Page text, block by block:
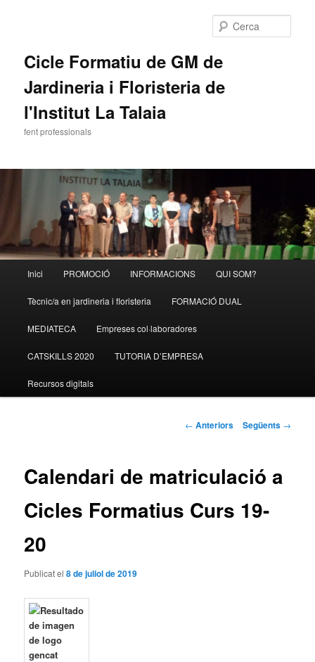
Cicle Formatiu de GM de
Jardineria i Floristeria de
l'Institut La Talaia
fent professionals
principal
Aneu
al
contingut
Inici PROMOCIÓ INFORMACIONS QUI SOM?
Tècnic/a en jardineria i floristeria FORMACIÓ DUAL
MEDIATECA Empreses col·laboradores
CATSKILLS 2020 TUTORIA D’EMPRESA
Recursos digitals
Navegació
← Anteriors Següents →
Calendari de matriculació a
Cicles Formatius Curs 19-
20
Publicat el8 de juliol de 2019